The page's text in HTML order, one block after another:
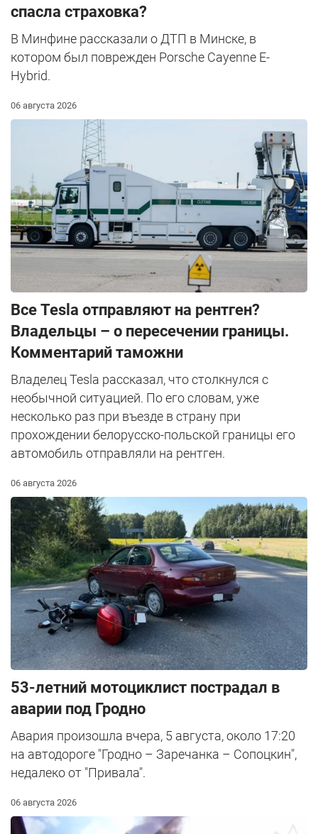
спасла страховка?
В Минфине рассказали о ДТП в Минске, в
котором был поврежден Porsche Cayenne E-
Hybrid.
06 августа 2026
Все Tesla отправляют на рентген?
Владельцы – о пересечении границы.
Комментарий таможни
Владелец Tesla рассказал, что столкнулся с
необычной ситуацией. По его словам, уже
несколько раз при въезде в страну при
прохождении белорусско-польской границы его
автомобиль отправляли на рентген.
06 августа 2026
53-летний мотоциклист пострадал в
аварии под Гродно
Авария произошла вчера, 5 августа, около 17:20
на автодороге "Гродно – Заречанка – Сопоцкин",
недалеко от "Привала".
06 августа 2026